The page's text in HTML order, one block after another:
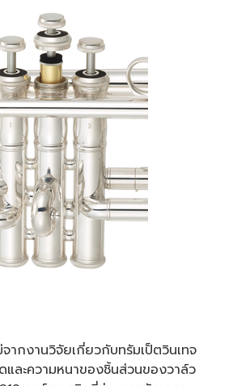
ากงานวิจัยเกี่ยวกับทรัมเป็ตวินเทจ
และความหนาของชิ้นส่วนของวาล์ว